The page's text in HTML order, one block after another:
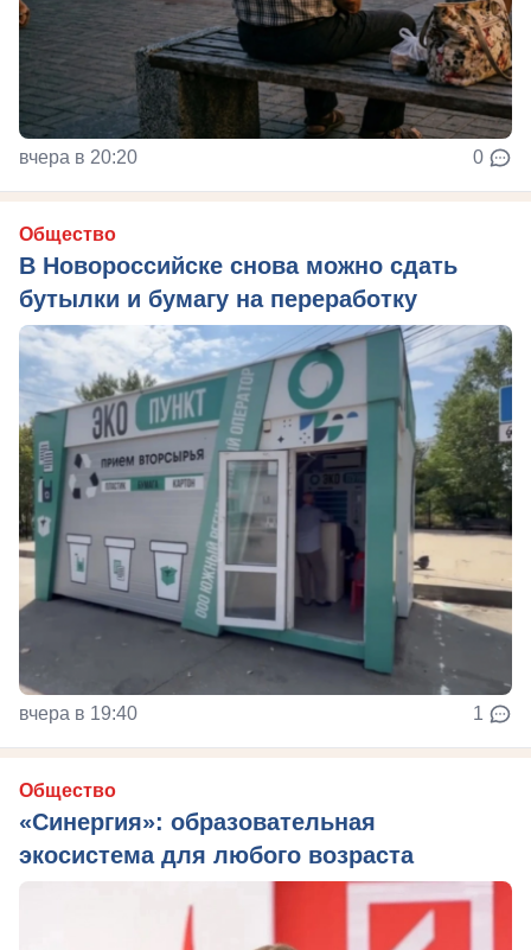
вчера в 20:20 0
Общество
В Новороссийске снова можно сдать
бутылки и бумагу на переработку
вчера в 19:40 1
Общество
«Синергия»: образовательная
экосистема для любого возраста